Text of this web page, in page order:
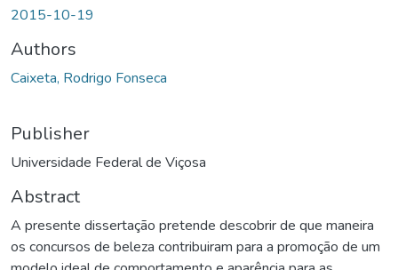
2015-10-19
Authors
Caixeta, Rodrigo Fonseca
Publisher
Universidade Federal de Viçosa
Abstract
A presente dissertação pretende descobrir de que maneira
os concursos de beleza contribuiram para a promoção de um